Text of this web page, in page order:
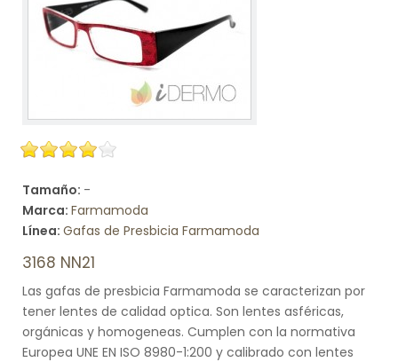
Tamaño: -
Marca: Farmamoda
Línea: Gafas de Presbicia Farmamoda
3168 NN21
Las gafas de presbicia Farmamoda se caracterizan por
tener lentes de calidad optica. Son lentes asféricas,
orgánicas y homogeneas. Cumplen con la normativa
Europea UNE EN ISO 8980-1:200 y calibrado con lentes